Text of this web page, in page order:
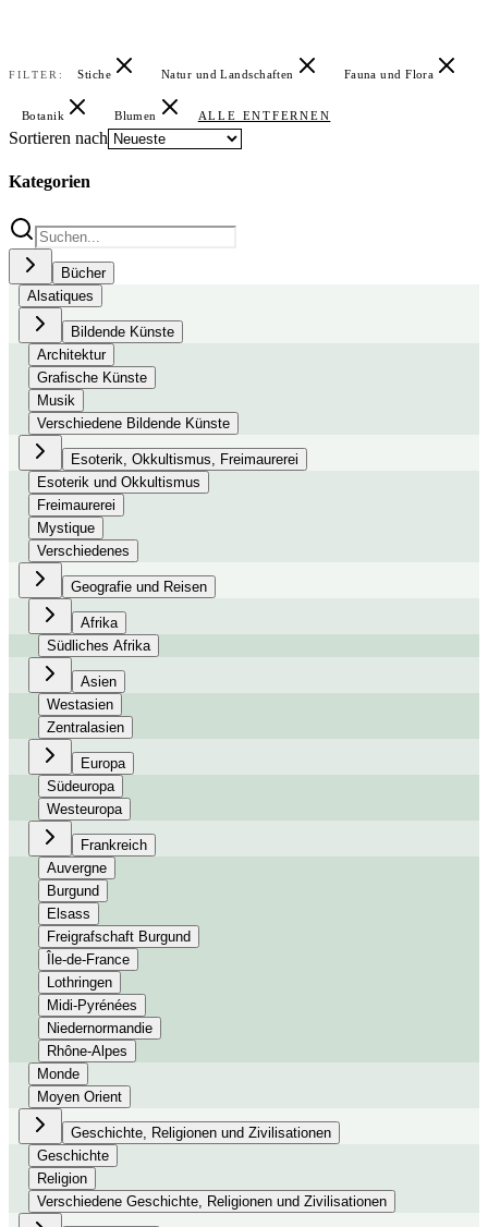
FILTER: Stiche Natur und Landschaften Fauna und Flora
Botanik Blumen ALLE ENTFERNEN
Sortieren nach
Kategorien
Bücher
Alsatiques
Bildende Künste
Architektur
Grafische Künste
Musik
Verschiedene Bildende Künste
Esoterik, Okkultismus, Freimaurerei
Esoterik und Okkultismus
Freimaurerei
Mystique
Verschiedenes
Geografie und Reisen
Afrika
Südliches Afrika
Asien
Westasien
Zentralasien
Europa
Südeuropa
Westeuropa
Frankreich
Auvergne
Burgund
Elsass
Freigrafschaft Burgund
Île-de-France
Lothringen
Midi-Pyrénées
Niedernormandie
Rhône-Alpes
Monde
Moyen Orient
Geschichte, Religionen und Zivilisationen
Geschichte
Religion
Verschiedene Geschichte, Religionen und Zivilisationen